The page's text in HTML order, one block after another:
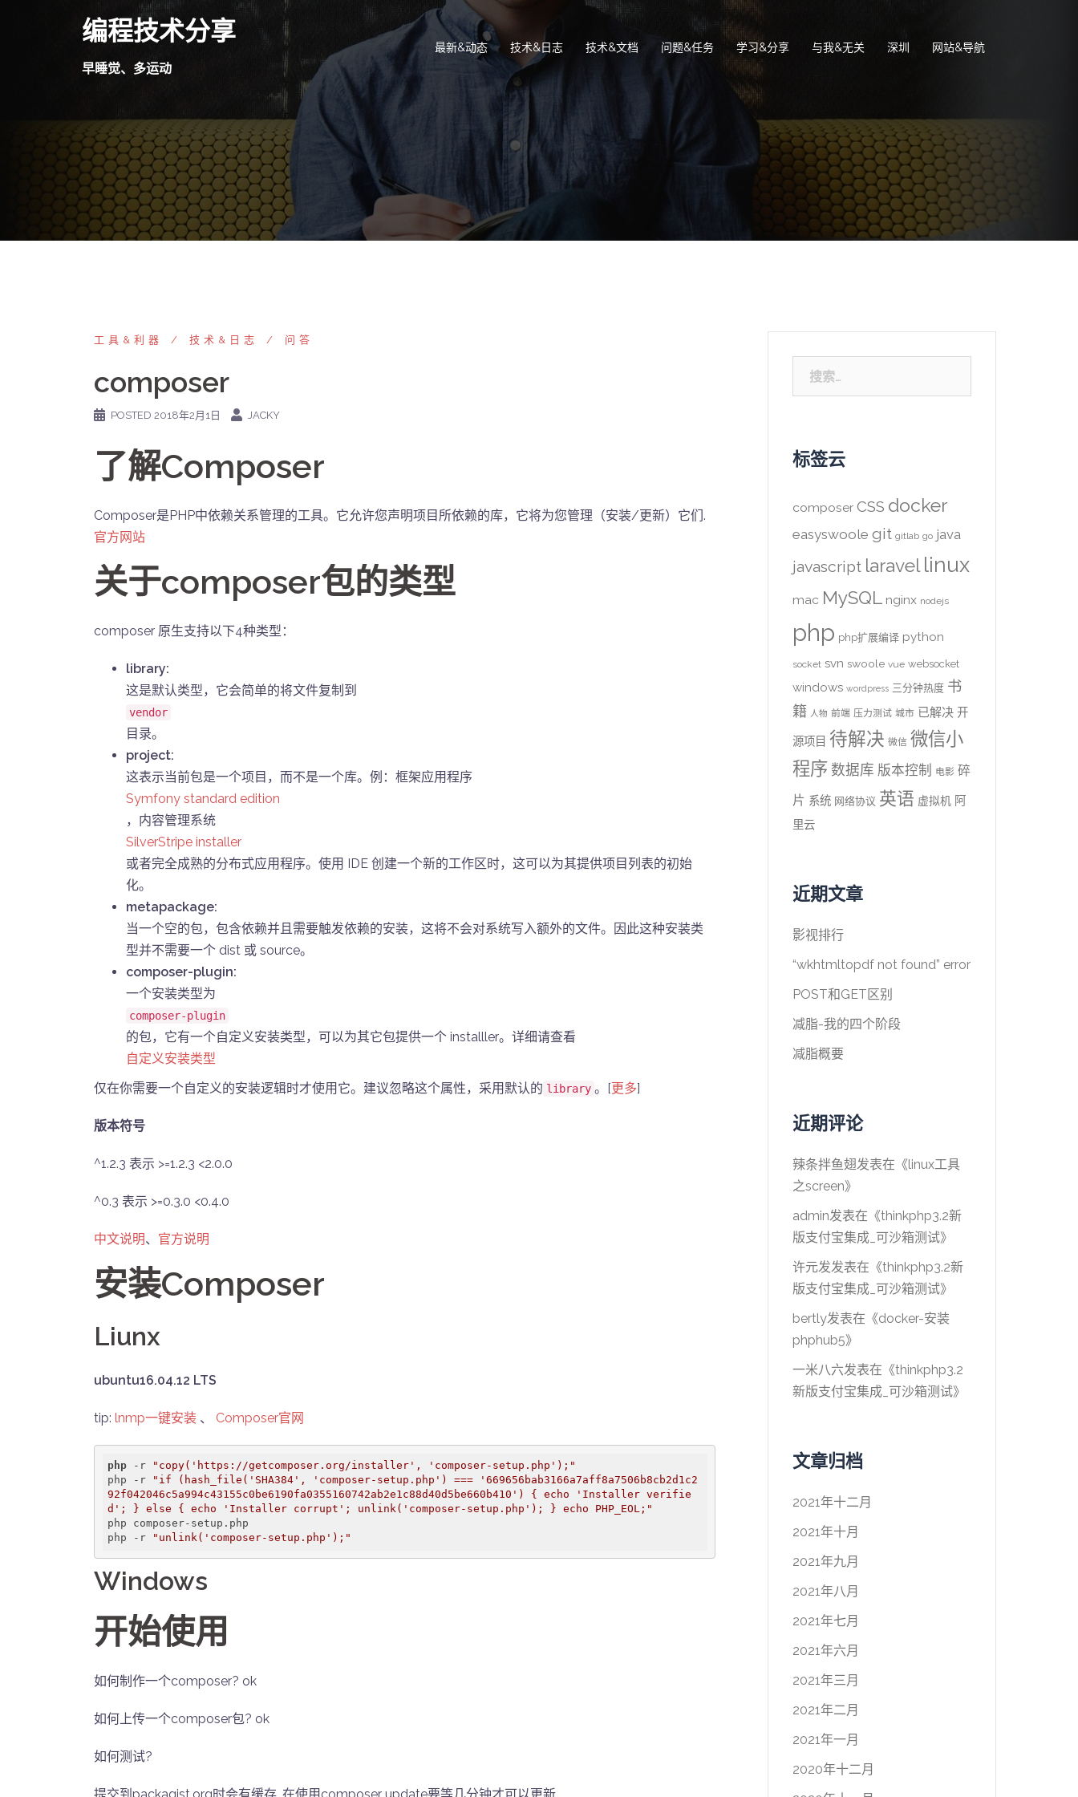
编程技术分享
早睡觉、多运动
最新&动态 技术&日志 技术&文档 问题&任务 学习&分享 与我&无关 深圳 网站&导航
工具&利器 技术&日志 问答
composer
POSTED 2018年2月1日 JACKY
了解Composer
Composer是PHP中依赖关系管理的工具。它允许您声明项目所依赖的库，它将为您管理（安装/更新）它们.
官方网站
关于composer包的类型
composer 原生支持以下4种类型：
library:
这是默认类型，它会简单的将文件复制到
vendor
目录。
project:
这表示当前包是一个项目，而不是一个库。例：框架应用程序
Symfony standard edition
，内容管理系统
SilverStripe installer
或者完全成熟的分布式应用程序。使用 IDE 创建一个新的工作区时，这可以为其提供项目列表的初始
化。
metapackage:
当一个空的包，包含依赖并且需要触发依赖的安装，这将不会对系统写入额外的文件。因此这种安装类
型并不需要一个 dist 或 source。
composer-plugin:
一个安装类型为
composer-plugin
的包，它有一个自定义安装类型，可以为其它包提供一个 installler。详细请查看
自定义安装类型
仅在你需要一个自定义的安装逻辑时才使用它。建议忽略这个属性，采用默认的 library 。[更多]
版本符号
^1.2.3 表示 >=1.2.3 <2.0.0
^0.3 表示 >=0.3.0 <0.4.0
中文说明、 官方说明
安装Composer
Liunx
ubuntu16.04.12 LTS
tip: lnmp一键安装 、 Composer官网
php -r
"copy('https://getcomposer.org/installer', 'composer-setup.php');"
php -r
"if (hash_file('SHA384', 'composer-setup.php') === '669656bab3166a7aff8a7506b8cb2d1c2
92f042046c5a994c43155c0be6190fa0355160742ab2e1c88d40d5be660b410') { echo 'Installer verifie
d'; } else { echo 'Installer corrupt'; unlink('composer-setup.php'); } echo PHP_EOL;"
php composer-setup.php
php -r
"unlink('composer-setup.php');"
Windows
开始使用
如何制作一个composer? ok
如何上传一个composer包? ok
如何测试?
索：
标签云
composer CSS docker
easyswoole git gitlab go java
javascript laravel linux
mac MySQL nginx nodejs
php php扩展编译 python
socket svn swoole vue websocket
windows wordpress 三分钟热度 书
籍 人物 前端 压力测试 城市 已解决 开
源项目 待解决 微信 微信小
程序 数据库 版本控制 电影 碎
片 系统 网络协议 英语 虚拟机 阿
里云
近期文章
影视排行
“wkhtmltopdf not found” error
POST和GET区别
减脂-我的四个阶段
减脂概要
近期评论
辣条拌鱼翅发表在《linux工具
之screen》
admin发表在《thinkphp3.2新
版支付宝集成_可沙箱测试》
许元发发表在《thinkphp3.2新
版支付宝集成_可沙箱测试》
bertly发表在《docker-安装
phphub5》
一米八六发表在《thinkphp3.2
新版支付宝集成_可沙箱测试》
文章归档
2021年十二月
2021年十月
2021年九月
2021年八月
2021年七月
2021年六月
2021年三月
2021年二月
2021年一月
2020年十二月